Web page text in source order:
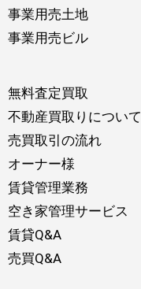
事業用売土地
事業用売ビル
無料査定買取
不動産買取りについて
売買取引の流れ
オーナー様
賃貸管理業務
空き家管理サービス
賃貸Q&A
売買Q&A